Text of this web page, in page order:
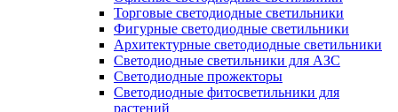
Торговые светодиодные светильники
Фигурные светодиодные светильники
Архитектурные светодиодные светильники
Светодиодные светильники для АЗС
Светодиодные прожекторы
Светодиодные фитосветильники для
растений